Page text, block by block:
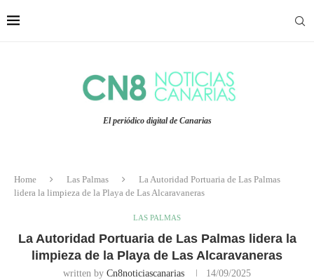
El periódico digital de Canarias
Home Las Palmas
La Autoridad Portuaria de Las Palmas
lidera la limpieza de la Playa de Las Alcaravaneras
LAS PALMAS
La Autoridad Portuaria de Las Palmas lidera la
limpieza de la Playa de Las Alcaravaneras
written by Cn8noticiascanarias 14/09/2025